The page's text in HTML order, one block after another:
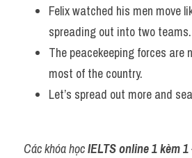
Felix watched his men move
spreading out into two teams.
The peacekeeping forces are
most of the country.
Let’s spread out more and
Các khóa học IELTS online 1 kèm 1